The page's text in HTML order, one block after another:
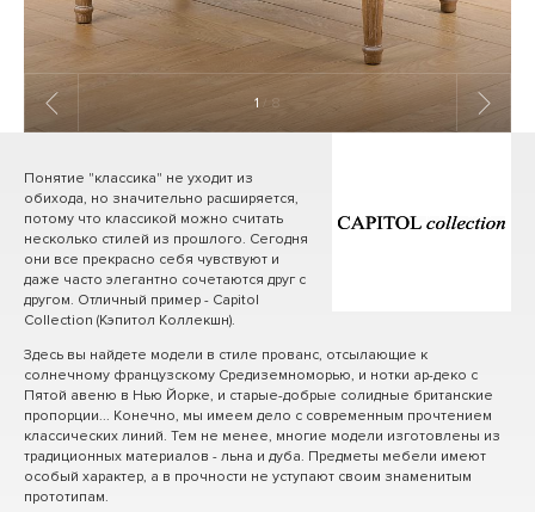
1 / 8
Понятие "классика" не уходит из
обихода, но значительно расширяется,
потому что классикой можно считать
несколько стилей из прошлого. Сегодня
они все прекрасно себя чувствуют и
даже часто элегантно сочетаются друг с
другом. Отличный пример - Capitol
Collection (Кэпитол Коллекшн).
Здесь вы найдете модели в стиле прованс, отсылающие к
солнечному французскому Средиземноморью, и нотки ар-деко с
Пятой авеню в Нью Йорке, и старые-добрые солидные британские
пропорции... Конечно, мы имеем дело с современным прочтением
классических линий. Тем не менее, многие модели изготовлены из
традиционных материалов - льна и дуба. Предметы мебели имеют
особый характер, а в прочности не уступают своим знаменитым
прототипам.